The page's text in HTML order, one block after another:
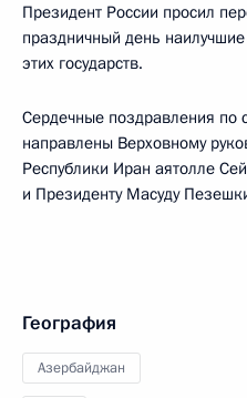
Президент России просил
праздничный день
этих государств.
Сердечные поздравления по
направлены Верховному
Республики Иран аятолле
и Президенту Масуду
География
Азербайджан